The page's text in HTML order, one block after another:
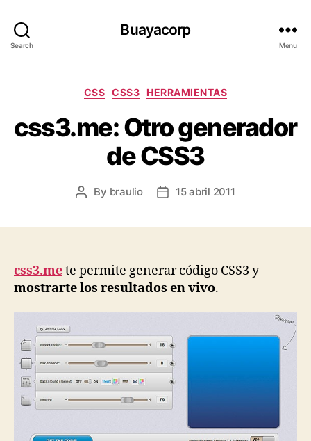
Search
Buayacorp
Menu
Categories
CSS CSS3 HERRAMIENTAS
css3.me: Otro generador
de CSS3
Post
By braulio
Post15 abril 2011
css3.mete permite generar código CSS3 y
mostrarte los resultados en vivo.